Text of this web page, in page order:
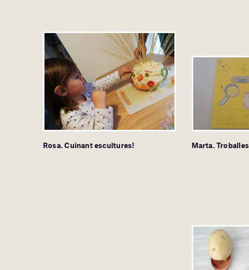
Rosa. Cuinant escultures! Marta. Troballes